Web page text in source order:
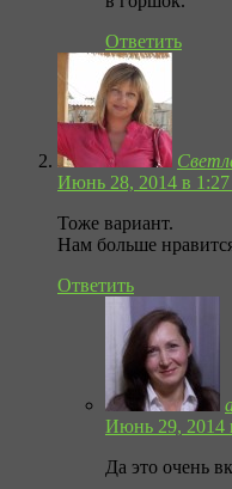
Ответить
Июнь 28, 2014 в
Тоже вариант.
Нам больше
Ответить
Июнь 29, 2014
Да это очень